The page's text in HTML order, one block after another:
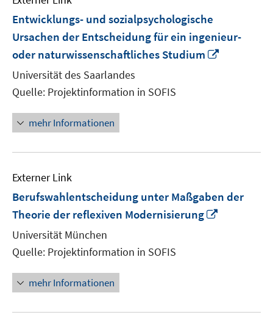
Entwicklungs- und sozialpsychologische
Ursachen der Entscheidung für ein ingenieur-
oder naturwissenschaftliches Studium
Universität des Saarlandes
Quelle: Projektinformation in SOFIS
mehr Informationen
Externer Link
Berufswahlentscheidung unter Maßgaben der
Theorie der reflexiven Modernisierung
Universität München
Quelle: Projektinformation in SOFIS
mehr Informationen